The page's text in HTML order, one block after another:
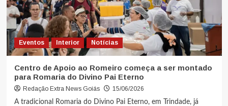
Eventos Interior Notícias
Centro de Apoio ao Romeiro começa a ser montado
para Romaria do Divino Pai Eterno
Redação Extra News Goiás
15/06/2026
A tradicional Romaria do Divino Pai Eterno, em Trindade, já